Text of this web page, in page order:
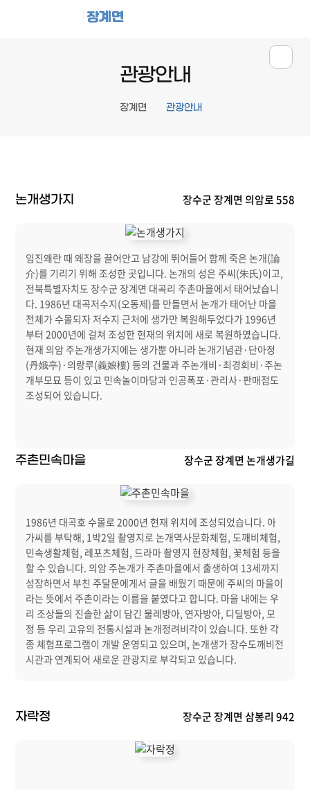
장계면
관광안내
장계면 관광안내
논개생가지 장수군 장계면 의암로 558
임진왜란 때 왜장을 끌어안고 남강에 뛰어들어 함께 죽은 논개(論
介)를 기리기 위해 조성한 곳입니다. 논개의 성은 주씨(朱氏)이고,
전북특별자치도 장수군 장계면 대곡리 주촌마을에서 태어났습니
다. 1986년 대곡저수지(오동제)를 만들면서 논개가 태어난 마을
전체가 수몰되자 저수지 근처에 생가만 복원해두었다가 1996년
부터 2000년에 걸쳐 조성한 현재의 위치에 새로 복원하였습니다.
현재 의암 주논개생가지에는 생가뿐 아니라 논개기념관·단아정
(丹娥亭)·의랑루(義娘樓) 등의 건물과 주논개비·최경회비·주논
개부모묘 등이 있고 민속놀이마당과 인공폭포·관리사·판매점도
조성되어 있습니다.
주촌민속마을 장수군 장계면 논개생가길
1986년 대곡호 수몰로 2000년 현재 위치에 조성되었습니다. 아
가씨를 부탁해, 1박2일 촬영지로 논개역사문화체험, 도깨비체험,
민속생활체험, 레포츠체험, 드라마 촬영지 현장체험, 꽃체험 등을
할 수 있습니다. 의암 주논개가 주촌마을에서 출생하여 13세까지
성장하면서 부친 주달문에게서 글을 배웠기 때문에 주씨의 마을이
라는 뜻에서 주촌이라는 이름을 붙였다고 합니다. 마을 내에는 우
리 조상들의 진솔한 삶이 담긴 물레방아, 연자방아, 디딜방아, 모
정 등 우리 고유의 전통시설과 논개정려비각이 있습니다. 또한 각
종 체험프로그램이 개발 운영되고 있으며, 논개생가 장수도깨비전
시관과 연계되어 새로운 관광지로 부각되고 있습니다.
자락정 장수군 장계면 삼봉리 942